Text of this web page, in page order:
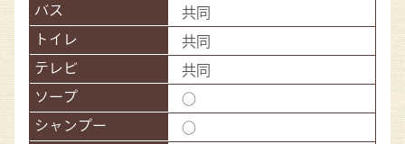
共同
共同
共同
○
○